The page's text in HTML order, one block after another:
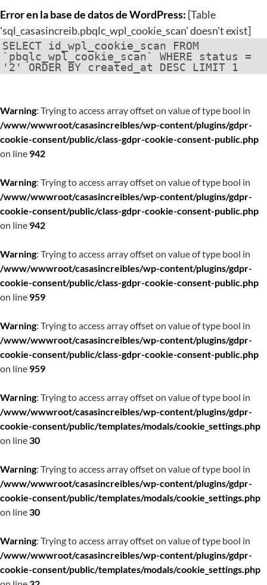
Error en la base de datos de WordPress: [Table
'sql_casasincreib.pbqlc_wpl_cookie_scan' doesn't exist]
SELECT id_wpl_cookie_scan FROM
`pbqlc_wpl_cookie_scan` WHERE status =
'2' ORDER BY created_at DESC LIMIT 1
Warning: Trying to access array offset on value of type bool in
/www/wwwroot/casasincreibles/wp-content/plugins/gdpr-
cookie-consent/public/class-gdpr-cookie-consent-public.php
on line 942
Warning: Trying to access array offset on value of type bool in
/www/wwwroot/casasincreibles/wp-content/plugins/gdpr-
cookie-consent/public/class-gdpr-cookie-consent-public.php
on line 942
Warning: Trying to access array offset on value of type bool in
/www/wwwroot/casasincreibles/wp-content/plugins/gdpr-
cookie-consent/public/class-gdpr-cookie-consent-public.php
on line 959
Warning: Trying to access array offset on value of type bool in
/www/wwwroot/casasincreibles/wp-content/plugins/gdpr-
cookie-consent/public/class-gdpr-cookie-consent-public.php
on line 959
Warning: Trying to access array offset on value of type bool in
/www/wwwroot/casasincreibles/wp-content/plugins/gdpr-
cookie-consent/public/templates/modals/cookie_settings.php
on line30
Warning: Trying to access array offset on value of type bool in
/www/wwwroot/casasincreibles/wp-content/plugins/gdpr-
cookie-consent/public/templates/modals/cookie_settings.php
on line30
Warning: Trying to access array offset on value of type bool in
/www/wwwroot/casasincreibles/wp-content/plugins/gdpr-
cookie-consent/public/templates/modals/cookie_settings.php